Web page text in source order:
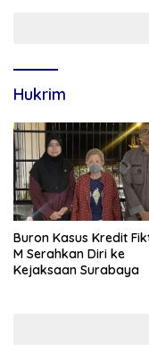
Hukrim
Buron Kasus Kredit
M Serahkan Diri ke
Kejaksaan Surabaya